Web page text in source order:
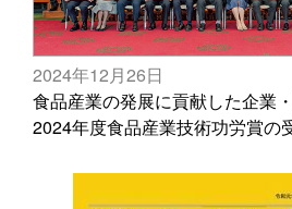
2024年12月26日
食品産業の発展に貢献した企業
2024年度食品産業技術功労賞の